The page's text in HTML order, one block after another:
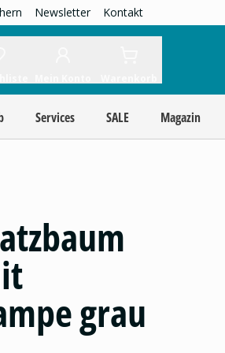
Newsletter Kontakt
Services SALE Magazin
grau